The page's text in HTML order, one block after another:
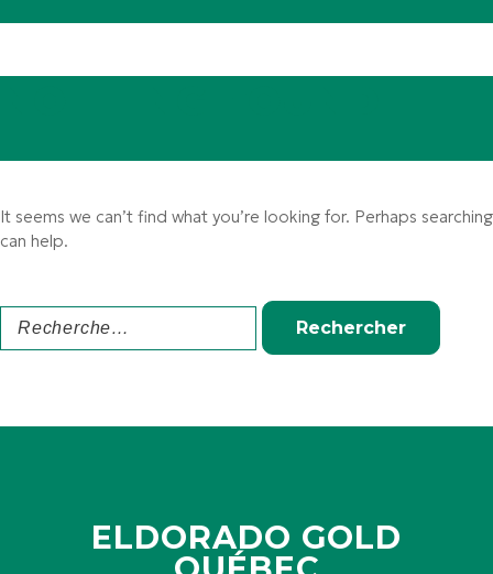
It seems we can’t find what you’re looking for. Perhaps searching
can help.
ELDORADO GOLD